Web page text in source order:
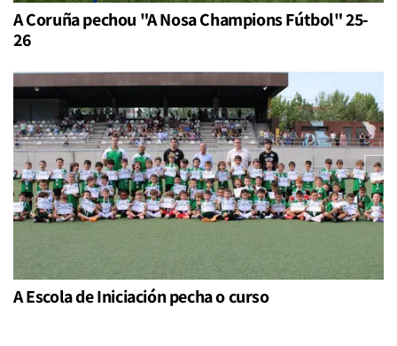
A Coruña pechou "A Nosa Champions Fútbol" 25-
26
A Escola de Iniciación pecha o curso